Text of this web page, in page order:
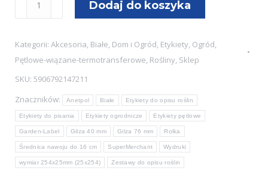
Etykiety
pętlowe
BIAŁE
254x25mm(25x254)
1000szt
Dodaj do koszyka
Kategorii: Akcesoria, Białe, Dom i Ogród, Etykiety, Ogród,
Pętlowe-wiązane-termotransferowe, Rośliny, Sklep
SKU: 5906792147211
Znaczników:
Anetpol Białe Etykiety do opisu roślin
Etykiety do pisania Etykiety ogrodnicze Etykiety pętlowe
Garden-Label Gilza 40 mm Gilza 76 mm Rolka
Średnica nawoju do 16 cm SuperMerchant Wydruki
wymiar 254x25mm (25x254) Zestawy do opisu roślin